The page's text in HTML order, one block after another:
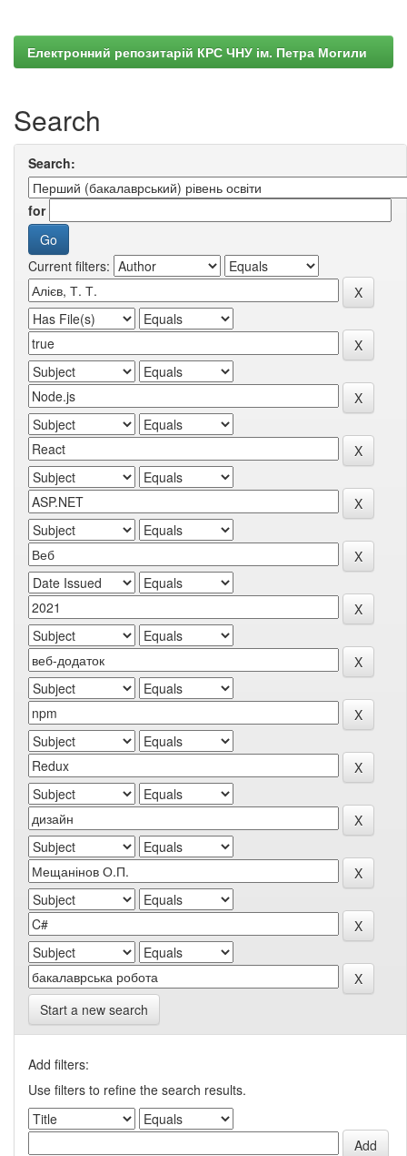
Електронний репозитарій КРС ЧНУ ім. Петра Могили
Search
Search:
for
Current filters:
Start a new search
Add filters:
Use filters to refine the search results.